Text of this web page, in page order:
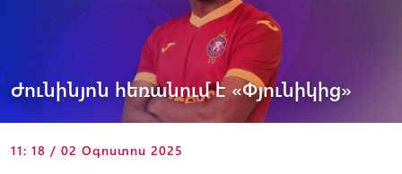
Ժունինյոն հեռանում է «Փյունիկից»
11: 18 / 02 Օգոստոս 2025